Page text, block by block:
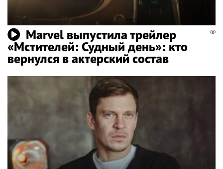
Marvel выпустила трейлер
«Мстителей: Судный день»: кто
вернулся в актерский состав